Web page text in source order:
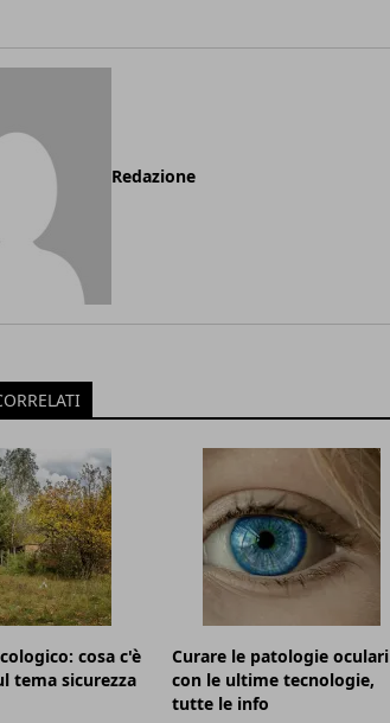
Redazione
cosa c'è
tema sicurezza
Curare le patologie oculari
con le ultime tecnologie,
tutte le info